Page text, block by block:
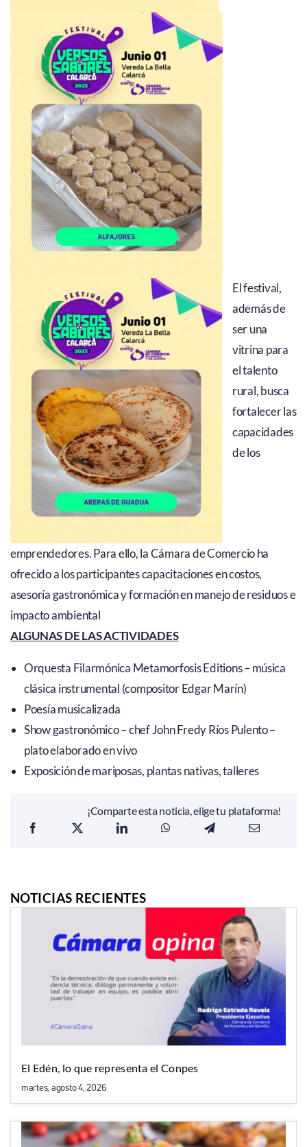
El festival,
además de
ser una
vitrina para
el talento
rural, busca
fortalecer las
capacidades
de los
emprendedores. Para ello, la Cámara de Comercio ha
ofrecido a los participantes capacitaciones en costos,
asesoría gastronómica y formación en manejo de residuos e
impacto ambiental
ALGUNAS DE LAS ACTIVIDADES
Orquesta Filarmónica Metamorfosis Editions – música
clásica instrumental (compositor Edgar Marín)
Poesía musicalizada
Show gastronómico – chef John Fredy Ríos Pulento –
plato elaborado en vivo
Exposición de mariposas, plantas nativas, talleres
¡Comparte esta noticia, elige tu plataforma!
NOTICIAS RECIENTES
El Edén, lo que representa el Conpes
martes, agosto 4, 2026